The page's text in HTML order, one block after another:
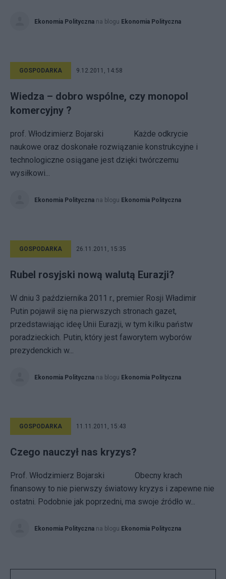
Ekonomia Polityczna na blogu Ekonomia Polityczna
GOSPODARKA 9.12.2011, 14:58
Wiedza – dobro wspólne, czy monopol
komercyjny ?
prof. Włodzimierz Bojarski Każde odkrycie
naukowe oraz doskonałe rozwiązanie konstrukcyjne i
technologiczne osiągane jest dzięki twórczemu
wysiłkowi...
Ekonomia Polityczna na blogu Ekonomia Polityczna
GOSPODARKA 26.11.2011, 15:35
Rubel rosyjski nową walutą Eurazji?
W dniu 3 października 2011 r., premier Rosji Władimir
Putin pojawił się na pierwszych stronach gazet,
przedstawiając ideę Unii Eurazji, w tym kilku państw
poradzieckich. Putin, który jest faworytem wyborów
prezydenckich w...
Ekonomia Polityczna na blogu Ekonomia Polityczna
GOSPODARKA 11.11.2011, 15:43
Czego nauczył nas kryzys?
Prof. Włodzimierz Bojarski Obecny krach
finansowy to nie pierwszy światowy kryzys i zapewne nie
ostatni. Podobnie jak poprzedni, ma swoje źródło w...
Ekonomia Polityczna na blogu Ekonomia Polityczna